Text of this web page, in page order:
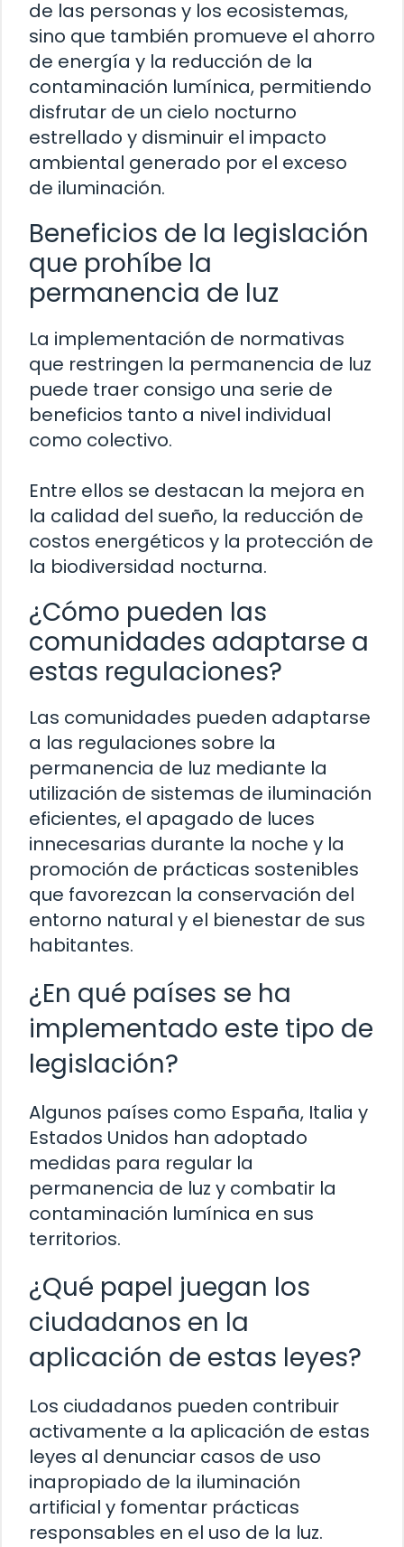
de las personas y los ecosistemas,
sino que también promueve el ahorro
de energía y la reducción de la
contaminación lumínica, permitiendo
disfrutar de un cielo nocturno
estrellado y disminuir el impacto
ambiental generado por el exceso
de iluminación.
Beneficios de la legislación
que prohíbe la
permanencia de luz
La implementación de normativas
que restringen la permanencia de luz
puede traer consigo una serie de
beneficios tanto a nivel individual
como colectivo.
Entre ellos se destacan la mejora en
la calidad del sueño, la reducción de
costos energéticos y la protección de
la biodiversidad nocturna.
¿Cómo pueden las
comunidades adaptarse a
estas regulaciones?
Las comunidades pueden adaptarse
a las regulaciones sobre la
permanencia de luz mediante la
utilización de sistemas de iluminación
eficientes, el apagado de luces
innecesarias durante la noche y la
promoción de prácticas sostenibles
que favorezcan la conservación del
entorno natural y el bienestar de sus
habitantes.
¿En qué países se ha
implementado este tipo de
legislación?
Algunos países como España, Italia y
Estados Unidos han adoptado
medidas para regular la
permanencia de luz y combatir la
contaminación lumínica en sus
territorios.
¿Qué papel juegan los
ciudadanos en la
aplicación de estas leyes?
Los ciudadanos pueden contribuir
activamente a la aplicación de estas
leyes al denunciar casos de uso
inapropiado de la iluminación
artificial y fomentar prácticas
responsables en el uso de la luz.